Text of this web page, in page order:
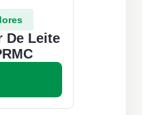
De Leite